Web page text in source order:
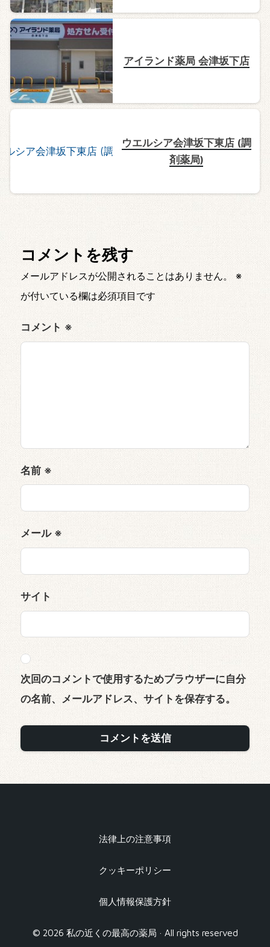
アイランド薬局 会津坂下店
ウエルシア会津坂下東店 (調
剤薬局)
コメントを残す
メールアドレスが公開されることはありません。
※
が付いている欄は必須項目です
コメント ※
名前 ※
メール ※
サイト
次回のコメントで使用するためブラウザーに自分
の名前、メールアドレス、サイトを保存する。
法律上の注意事項
クッキーポリシー
個人情報保護方針
© 2026 私の近くの最高の薬局 · All rights reserved